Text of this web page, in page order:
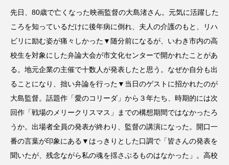
先日、80歳で亡くなった映画監督の大島渚さん。元気に活躍した
ころを知っているだけに後年病に倒れ、夫人の介護のもと、リハ
ビリに励む姿が痛々しかった▼随分前になるが、いわき市内の高
校生を対象にした弁論大会が市文化センターで開かれたことがあ
る。地元企業の主催で十数人が発表したと思う。なぜか自分も出
ることになり、拙い弁論を行った▼当日のゲストに招かれたのが
大島監督。話題作「愛のコリーダ」から３年たち、時期的には次
回作「戦場のメリークリスマス」までの構想期間ではなかったろ
うか。出場者全員の発表が終わり、監督の講演になった。開口一
番の言葉が印象にある▼はっきりとした口調で「皆さんの発表を
聞いたが、残念ながら私の魂を揺さぶるものはなかった」。高校